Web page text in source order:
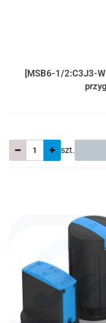
[MSB6-1/2:C3J3-
szt.